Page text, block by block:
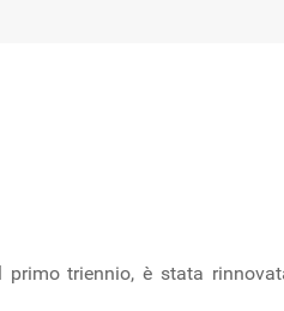
triennio, è stata